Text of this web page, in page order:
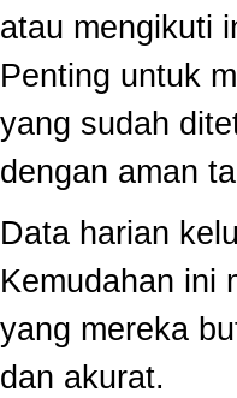
atau mengikuti
Penting untuk
yang sudah
dengan aman
Data harian
Kemudahan ini
yang mereka
dan akurat.